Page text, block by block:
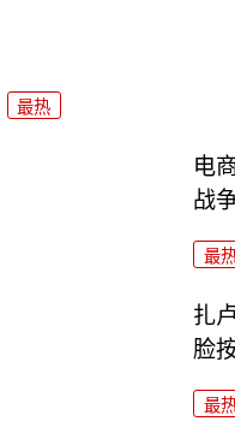
最热
电
战
最
扎
脸
最